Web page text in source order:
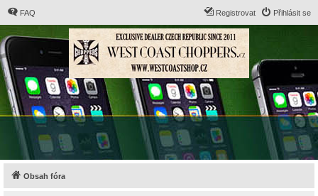
FAQ Přihlásit se
Registrovat
Obsah fóra